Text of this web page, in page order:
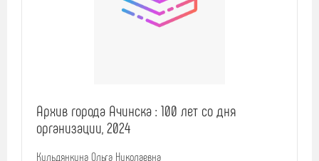
Архив города Ачинска : 100 лет со дня
организации, 2024
Кильдянкина Ольга Николаевна